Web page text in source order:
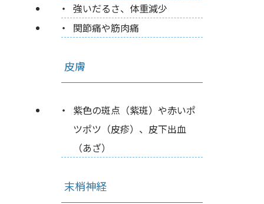
強いだるさ、体重減少
関節痛や筋肉痛
皮膚
紫色の斑点（紫斑）や赤いポ
ツポツ（皮疹）、皮下出血
（あざ）
末梢神経